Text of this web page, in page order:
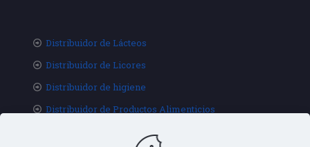
Distribuidor de Lácteos
Distribuidor de Licores
Distribuidor de higiene
Distribuidor de Productos Alimenticios